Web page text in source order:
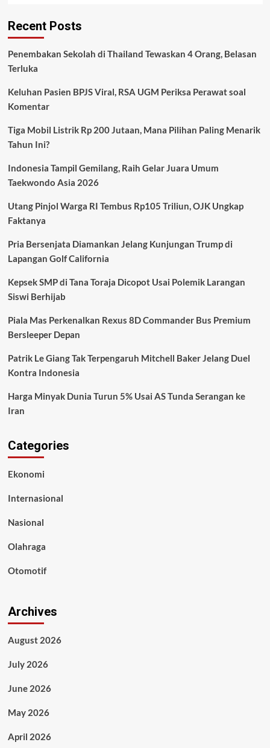
Recent Posts
Penembakan Sekolah di Thailand Tewaskan 4 Orang, Belasan
Terluka
Keluhan Pasien BPJS Viral, RSA UGM Periksa Perawat soal
Komentar
Tiga Mobil Listrik Rp 200 Jutaan, Mana Pilihan Paling Menarik
Tahun Ini?
Indonesia Tampil Gemilang, Raih Gelar Juara Umum
Taekwondo Asia 2026
Utang Pinjol Warga RI Tembus Rp105 Triliun, OJK Ungkap
Faktanya
Pria Bersenjata Diamankan Jelang Kunjungan Trump di
Lapangan Golf California
Kepsek SMP di Tana Toraja Dicopot Usai Polemik Larangan
Siswi Berhijab
Piala Mas Perkenalkan Rexus 8D Commander Bus Premium
Bersleeper Depan
Patrik Le Giang Tak Terpengaruh Mitchell Baker Jelang Duel
Kontra Indonesia
Harga Minyak Dunia Turun 5% Usai AS Tunda Serangan ke
Iran
Categories
Ekonomi
Internasional
Nasional
Olahraga
Otomotif
Archives
August 2026
July 2026
June 2026
May 2026
April 2026